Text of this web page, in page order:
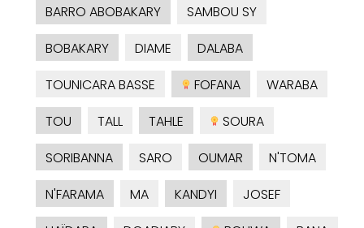
BARRO ABOBAKARY
SAMBOU SY
BOBAKARY
DIAME
DALABA
TOUNICARA BASSE
FOFANA
WARABA
TOU
TALL TAHLE
SOURA
SORIBANNA
SARO OUMAR
N'TOMA
N'FARAMA
MA KANDYI
JOSEF